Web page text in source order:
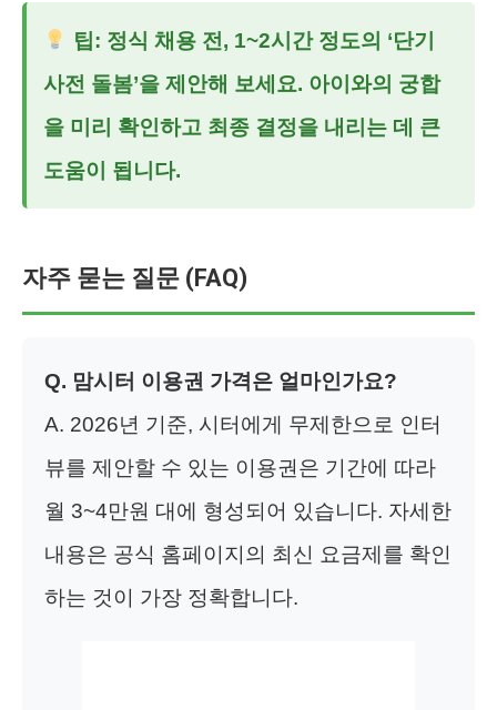
팁: 정식 채용 전, 1~2시간 정도의 ‘단기
사전 돌봄’을 제안해 보세요. 아이와의 궁합
을 미리 확인하고 최종 결정을 내리는 데 큰
도움이 됩니다.
자주 묻는 질문 (FAQ)
Q. 맘시터 이용권 가격은 얼마인가요?
A. 2026년 기준, 시터에게 무제한으로 인터
뷰를 제안할 수 있는 이용권은 기간에 따라
월 3~4만원 대에 형성되어 있습니다. 자세한
내용은 공식 홈페이지의 최신 요금제를 확인
하는 것이 가장 정확합니다.